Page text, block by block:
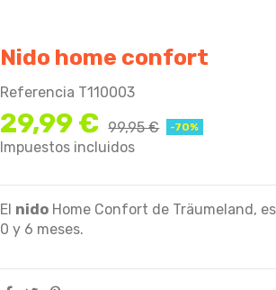
Nido home confort
Referencia T110003
29,99 € 99,95 € -70%
Impuestos incluidos
El nido Home Confort de Träumeland,
0 y 6 meses.